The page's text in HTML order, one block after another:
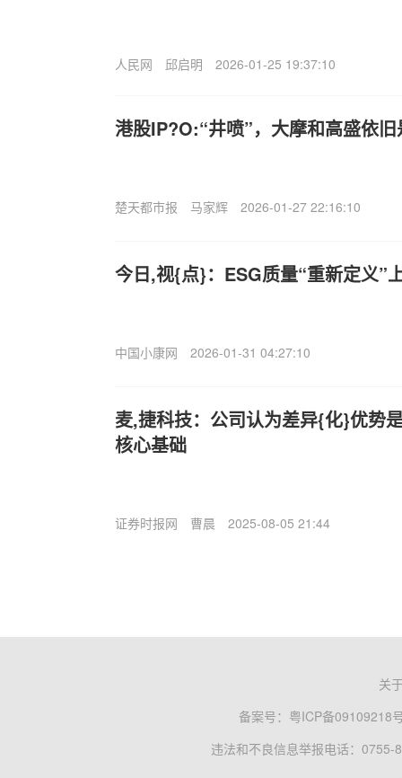
人民网 邱启明 2026-01-25 19:37:10
港股IP?O:“井喷”，大摩和高盛依
楚天都市报 马家辉 2026-01-27 22:16:10
今日,视{点}：ESG质量“重新定义”
中国小康网 2026-01-31 04:27:10
麦,捷科技：公司认为差异{化}优势
核心基础
证券时报网 曹晨 2025-08-05 21:44
关
备案号： 粤ICP备09109218
违法和不良信息举报电话：0755-